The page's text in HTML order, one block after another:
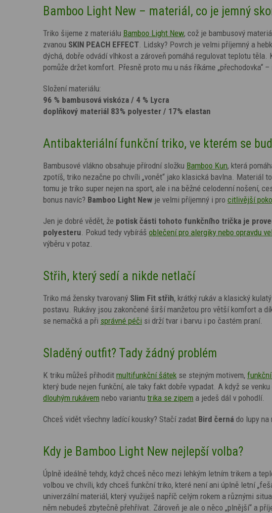
Bamboo Light New – materiál, co je jemný
Triko šijeme z materiálu Bamboo Light New, což je bambusový
zvanou SKIN PEACH EFFECT. Lidsky? Povrch je velmi příjemný a
dýchá, dobře odvádí vlhkost a zároveň pomáhá regulovat teplotu
pomůže držet komfort. Přesně proto mu u nás říkáme „přechodovka“
Složení materiálu:
96 % bambusová viskóza / 4 % Lycra
doplňkový materiál 83% polyester / 17% elastan
Antibakteriální funkční triko, ve kterém se
Bambusové vlákno obsahuje přírodní složku Bamboo Kun, která
zpotíš, triko nezačne po chvíli „vonět“ jako klasická bavlna. Materiál
tomu je triko super nejen na sport, ale i na běžné celodenní nošení,
bonus navíc? Bamboo Light New je velmi příjemný i pro citlivější
Jen je dobré vědět, že potisk části tohoto funkčního trička je
polyesteru. Pokud tedy vybíráš oblečení pro alergiky nebo opravdu
výběru v potaz.
Střih, který sedí a nikde netlačí
Triko má žensky tvarovaný Slim Fit střih, krátký rukáv a klasický
postavu. Rukávy jsou zakončené širší manžetou pro větší komfort a
se nemačká a při správné péči si drží tvar i barvu i po častém praní.
Sladěný outfit? Tady žádný problém
K triku můžeš přihodit multifunkční šátek se stejným motivem,
který bude nejen funkční, ale taky fakt dobře vypadat. A když se
dlouhým rukávem nebo variantu trika se zipem a jedeš dál v pohodlí.
Chceš vidět všechny ladící kousky? Stačí zadat Bird černá do lupy na
Kdy je Bamboo Light New nejlepší volba?
Úplně ideálně tehdy, když chceš něco mezi lehkým letním trikem a
volbou ve chvíli, kdy chceš funkční triko, které není ani úplně letní
univerzální materiál, který využiješ napříč celým rokem a různými
něm nebudeš zbytečně přehřívat. Zároveň je ale o něco „plnější“ a